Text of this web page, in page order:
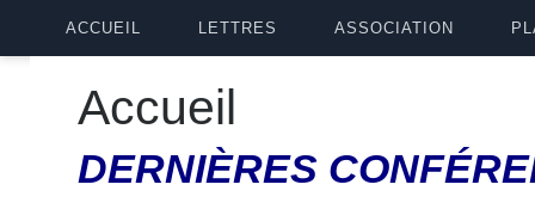
ACCUEIL LETTRES ASSOCIATION
Accueil
DERNIÈRES